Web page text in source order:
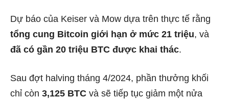
Dự báo của Keiser và Mow dựa trên thực tế rằng
tổng cung Bitcoin giới hạn ở mức 21 triệu, và
đã có gần 20 triệu BTC được khai thác.
Sau đợt halving tháng 4/2024, phần thưởng khối
chỉ còn 3,125 BTC và sẽ tiếp tục giảm một nửa